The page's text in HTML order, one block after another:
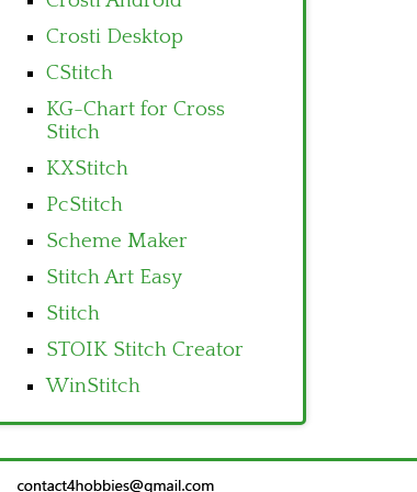
Crosti Desktop
CStitch
KG-Chart for Cross
Stitch
KXStitch
PcStitch
Scheme Maker
Stitch Art Easy
Stitch
STOIK Stitch Creator
WinStitch